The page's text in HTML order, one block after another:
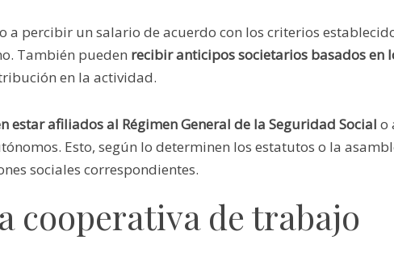
a percibir un salario de acuerdo con los criterios
También pueden recibir anticipos societarios basados en
en la actividad.
estar afiliados al Régimen General de la Seguridad Socialo
Esto, según lo determinen los estatutos o la
sociales correspondientes.
cooperativa de trabajo